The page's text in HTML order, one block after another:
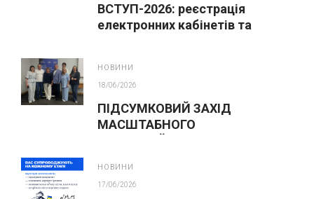
ВСТУП-2026: реєстрація
електронних кабінетів та
НОВИНИ
18/06/2026
ПІДСУМКОВИЙ ЗАХІД
МАСШТАБНОГО
НОВИНИ
17/06/2026